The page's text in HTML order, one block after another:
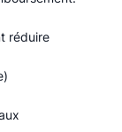
réduire